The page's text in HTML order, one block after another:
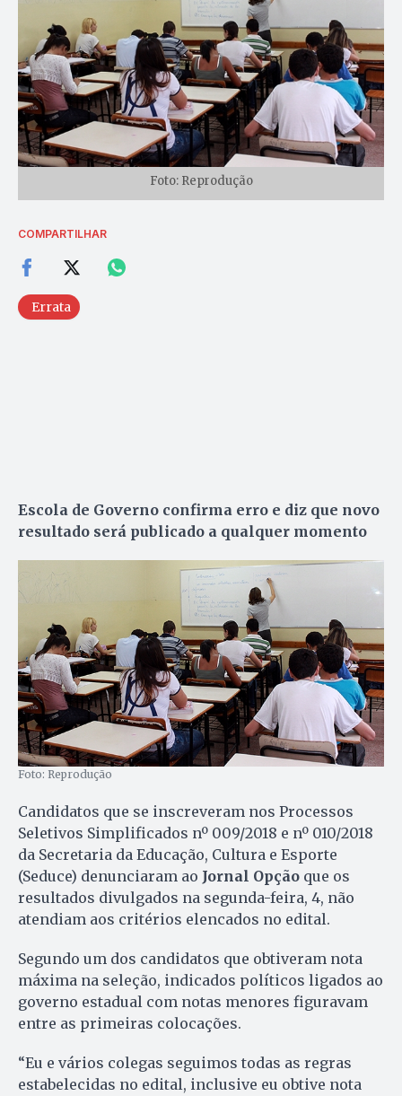
Foto: Reprodução
COMPARTILHAR
Errata
Escola de Governo confirma erro e diz que novo
resultado será publicado a qualquer momento
Foto: Reprodução
Candidatos que se inscreveram nos Processos
Seletivos Simplificados nº 009/2018 e nº 010/2018
da Secretaria da Educação, Cultura e Esporte
(Seduce) denunciaram ao Jornal Opção que os
resultados divulgados na segunda-feira, 4, não
atendiam aos critérios elencados no edital.
Segundo um dos candidatos que obtiveram nota
máxima na seleção, indicados políticos ligados ao
governo estadual com notas menores figuravam
entre as primeiras colocações.
“Eu e vários colegas seguimos todas as regras
estabelecidas no edital, inclusive eu obtive nota